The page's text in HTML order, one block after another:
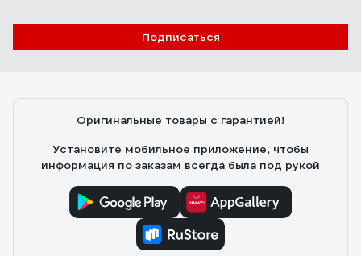
Подписаться
Оригинальные товары с гарантией!
Установите мобильное приложение, чтобы
информация по заказам всегда была под рукой